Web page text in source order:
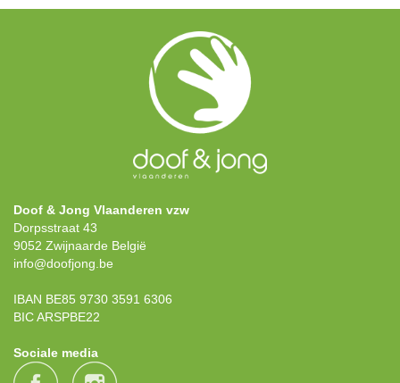
Doof & Jong Vlaanderen vzw
Dorpsstraat 43
9052 Zwijnaarde België
info@doofjong.be
IBAN BE85 9730 3591 6306
BIC ARSPBE22
Sociale media